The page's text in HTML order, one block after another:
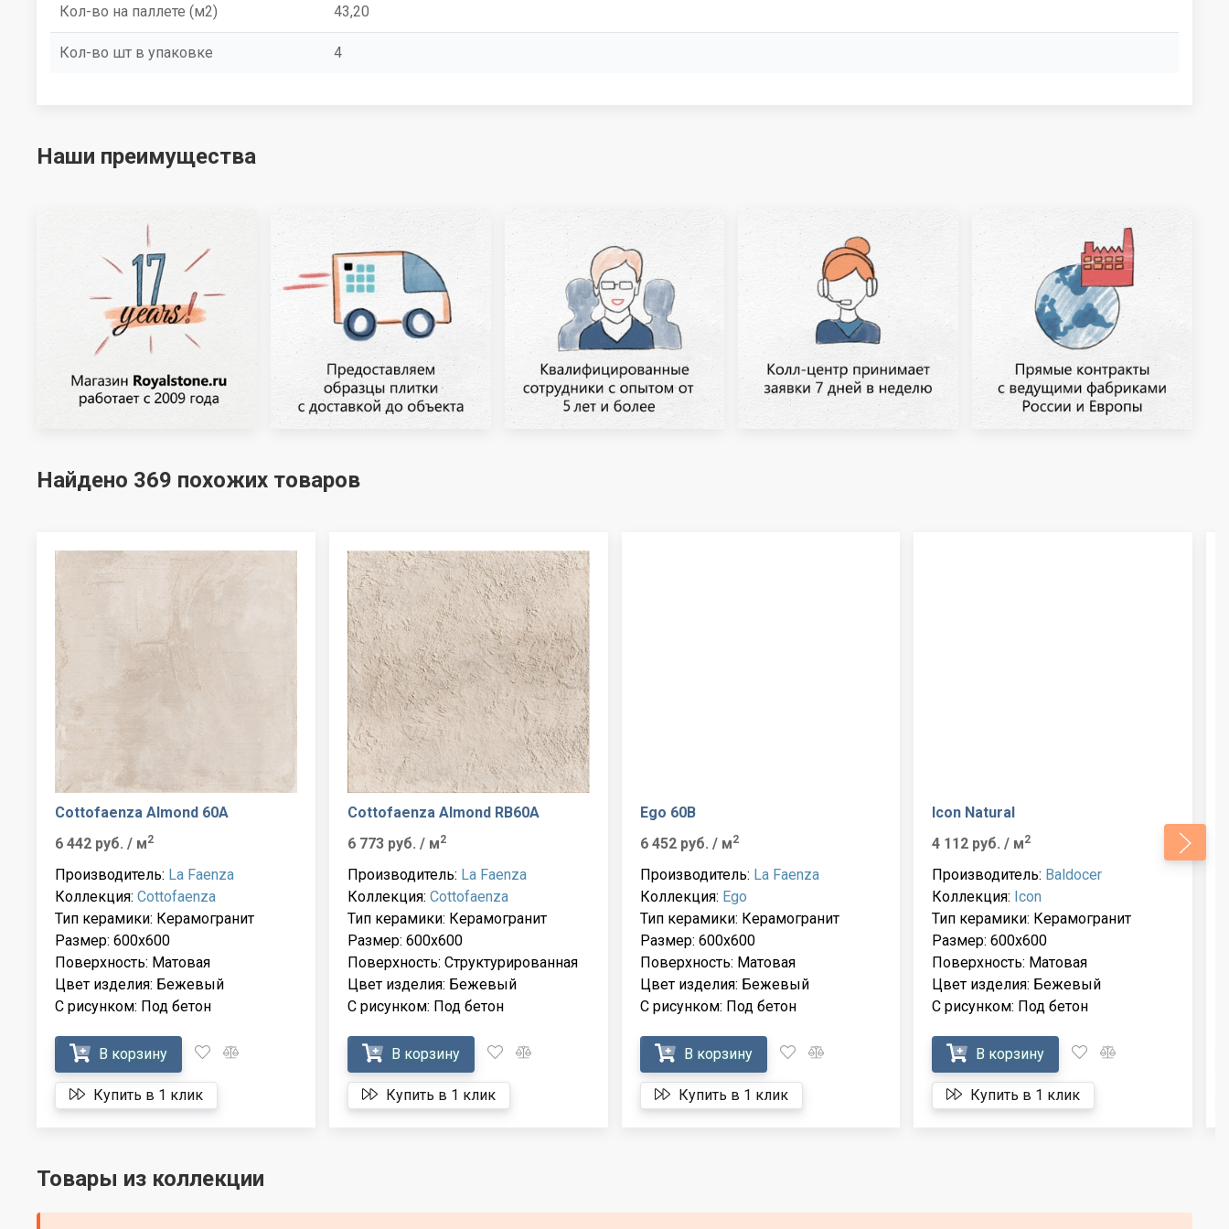
Кол-во на паллете (м2) 43,20
Кол-во шт в упаковке 4
Наши преимущества
Найдено 369 похожих товаров
Cottofaenza Almond 60A
6 442 руб. / м2
Производитель: La Faenza
Коллекция: Cottofaenza
Тип керамики: Керамогранит
Размер: 600x600
Поверхность: Матовая
Цвет изделия: Бежевый
С рисунком: Под бетон
В корзину
Купить в 1 клик
Cottofaenza Almond RB60A
6 773 руб. / м2
Производитель: La Faenza
Коллекция: Cottofaenza
Тип керамики: Керамогранит
Размер: 600x600
Поверхность: Структурированная
Цвет изделия: Бежевый
С рисунком: Под бетон
В корзину
Купить в 1 клик
Ego 60B
6 452 руб. / м2
Производитель: La Faenza
Коллекция: Ego
Тип керамики: Керамогранит
Размер: 600x600
Поверхность: Матовая
Цвет изделия: Бежевый
С рисунком: Под бетон
В корзину
Купить в 1 клик
Icon Natural
4 112 руб./ м2
Производитель: Baldocer
Коллекция: Icon
Тип керамики: Керамогранит
Размер: 600x600
Поверхность: Матовая
Цвет изделия: Бежевый
С рисунком: Под бетон
В корзину
Купить в 1 клик
Товары из коллекции